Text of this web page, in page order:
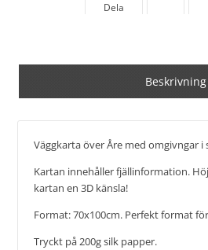
Dela
Beskrivning
Väggkarta över Åre med omgivngar i
Kartan innehåller fjällinformation.
kartan en 3D känsla!
Format: 70x100cm. Perfekt format
Tryckt på 200g silk papper.